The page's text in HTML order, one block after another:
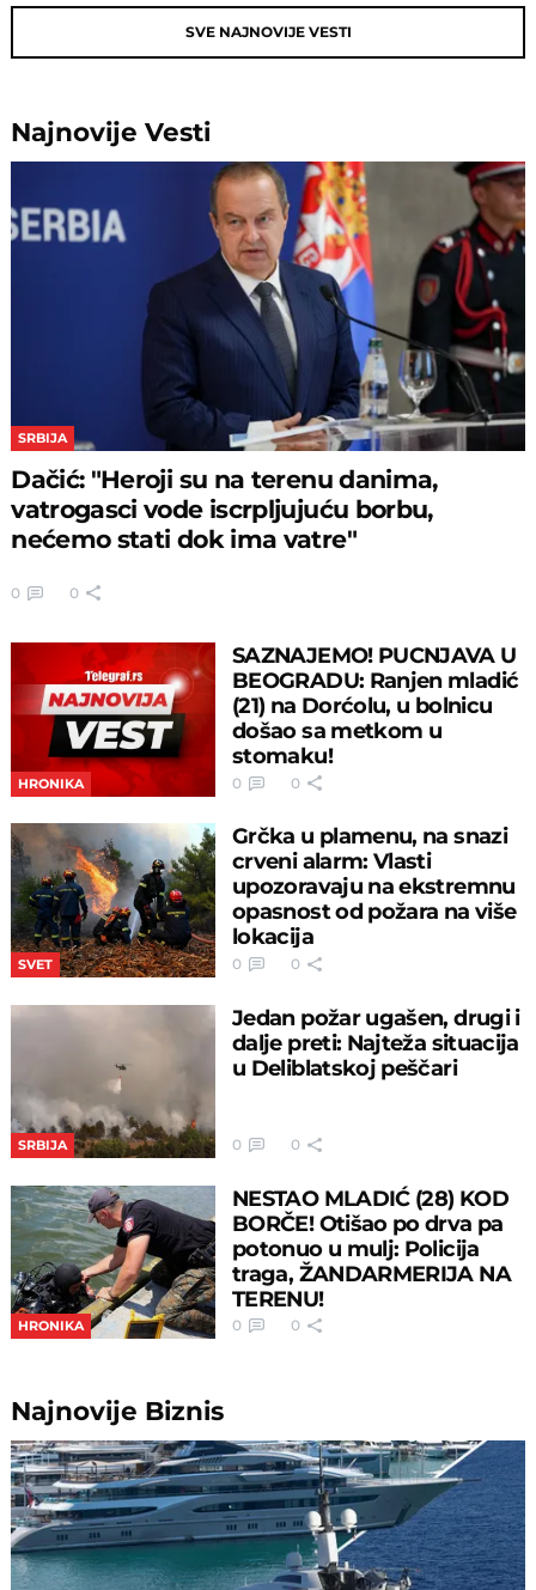
SVE NAJNOVIJE VESTI
NajnovijeVesti
SRBIJA
Dačić: "Heroji su na terenu danima,
vatrogasci vode iscrpljujuću borbu,
nećemo stati dok ima vatre"
0 0
HRONIKA
SAZNAJEMO! PUCNJAVA U
BEOGRADU: Ranjen mladić
(21) na Dorćolu, u bolnicu
došao sa metkom u
stomaku!
0 0
SVET
Grčka u plamenu, na snazi
crveni alarm: Vlasti
upozoravaju na ekstremnu
opasnost od požara na više
lokacija
0 0
SRBIJA
Jedan požar ugašen, drugi i
dalje preti: Najteža situacija
u Deliblatskoj peščari
0 0
HRONIKA
NESTAO MLADIĆ (28) KOD
BORČE! Otišao po drva pa
potonuo u mulj: Policija
traga, ŽANDARMERIJA NA
TERENU!
0 0
Najnovije Biznis